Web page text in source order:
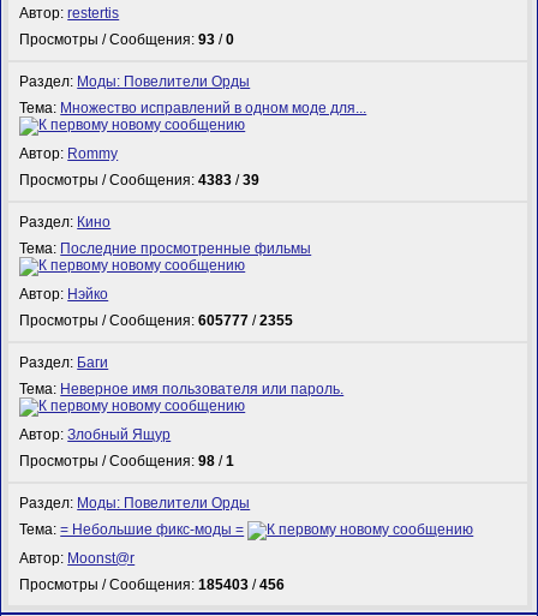
Автор:restertis
Просмотры / Сообщения:93 /0
Раздел: Моды: Повелители Орды
Тема: Множество исправлений в одном моде для...
Автор: Rommy
Просмотры / Сообщения:4383 /39
Раздел: Кино
Тема: Последние просмотренные фильмы
Автор: Нэйко
Просмотры / Сообщения:605777 /2355
Раздел: Баги
Тема: Неверное имя пользователя или пароль.
Автор:Злобный Ящур
Просмотры / Сообщения:98 /1
Раздел: Моды: Повелители Орды
Тема:= Небольшие фикс-моды =
Автор: Mооnst@r
Просмотры / Сообщения:185403 /456